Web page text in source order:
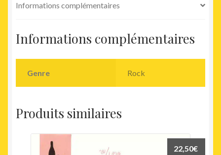
Informations complémentaires
Informations complémentaires
Genre Rock
Produits similaires
22,50€